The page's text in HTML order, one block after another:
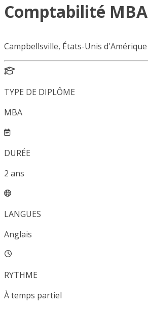
Comptabilité MBA
Campbellsville, États-Unis d'Amérique
TYPE DE DIPLÔME
MBA
DURÉE
2 ans
LANGUES
Anglais
RYTHME
À temps partiel